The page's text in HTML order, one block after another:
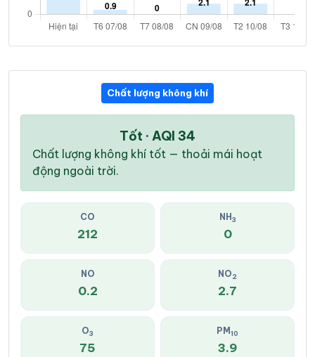
Chất lượng không khí
Tốt · AQI 34
Chất lượng không khí tốt — thoải mái hoạt
động ngoài trời.
CO
212
NH 3
0
NO
0.2
NO2
2.7
O3
75
PM 10
3.9